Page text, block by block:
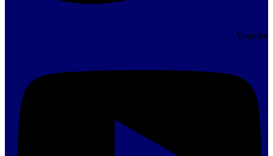
Youtube